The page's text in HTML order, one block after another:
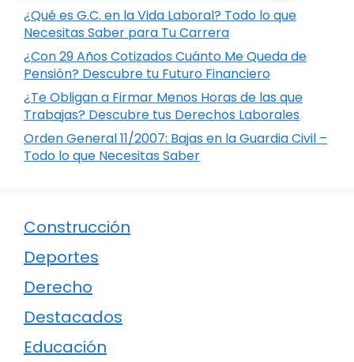
¿Qué es G.C. en la Vida Laboral? Todo lo que
Necesitas Saber para Tu Carrera
¿Con 29 Años Cotizados Cuánto Me Queda de
Pensión? Descubre tu Futuro Financiero
¿Te Obligan a Firmar Menos Horas de las que
Trabajas? Descubre tus Derechos Laborales
Orden General 11/2007: Bajas en la Guardia Civil –
Todo lo que Necesitas Saber
Construcción
Deportes
Derecho
Destacados
Educación